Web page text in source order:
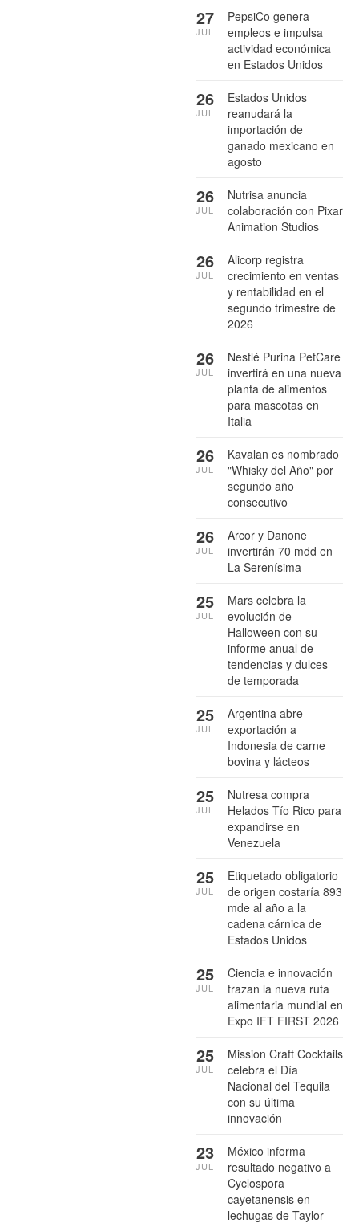
PepsiCo genera
empleos e impulsa
actividad económica
en Estados Unidos
27
JUL
Estados Unidos
reanudará la
importación de
ganado mexicano en
agosto
26
JUL
Nutrisa anuncia
colaboración con Pixar
Animation Studios
26
JUL
Alicorp registra
crecimiento en ventas
y rentabilidad en el
segundo trimestre de
2026
26
JUL
Nestlé Purina PetCare
invertirá en una nueva
planta de alimentos
para mascotas en
Italia
26
JUL
Kavalan es nombrado
"Whisky del Año" por
segundo año
consecutivo
26
JUL
Arcor y Danone
invertirán 70 mdd en
La Serenísima
26
JUL
Mars celebra la
evolución de
Halloween con su
informe anual de
tendencias y dulces
de temporada
25
JUL
Argentina abre
exportación a
Indonesia de carne
bovina y lácteos
25
JUL
Nutresa compra
Helados Tío Rico para
expandirse en
Venezuela
25
JUL
Etiquetado obligatorio
de origen costaría 893
mde al año a la
cadena cárnica de
Estados Unidos
25
JUL
Ciencia e innovación
trazan la nueva ruta
alimentaria mundial en
Expo IFT FIRST 2026
25
JUL
Mission Craft Cocktails
celebra el Día
Nacional del Tequila
con su última
innovación
25
JUL
México informa
resultado negativo a
Cyclospora
cayetanensis en
lechugas de Taylor
23
JUL